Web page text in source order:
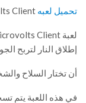
تحميل لعبه
إطلاق النار لتربح
أن تختار السلاح
في هذه اللعبة يتم